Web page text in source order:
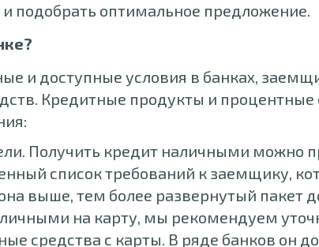
подобрать оптимальное предложение.
и доступные условия в банках,
Кредитные продукты и процентные
Получить кредит наличными можно
список требований к заемщику,
выше, тем более развернутый пакет
на карту, мы рекомендуем
средства с карты. В ряде банков он